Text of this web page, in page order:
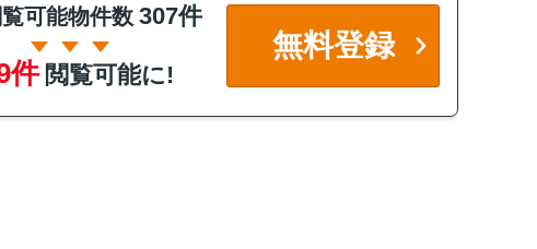
可能物件数 307件
件 閲覧可能に!
無料登録